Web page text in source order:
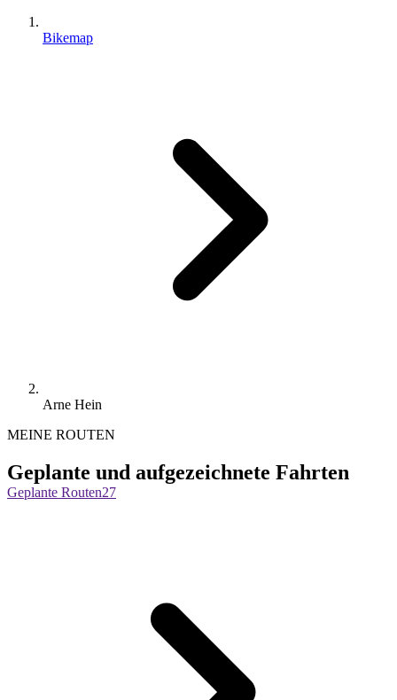
Bikemap
Arne Hein
MEINE ROUTEN
Geplante und aufgezeichnete Fahrten
Geplante Routen27